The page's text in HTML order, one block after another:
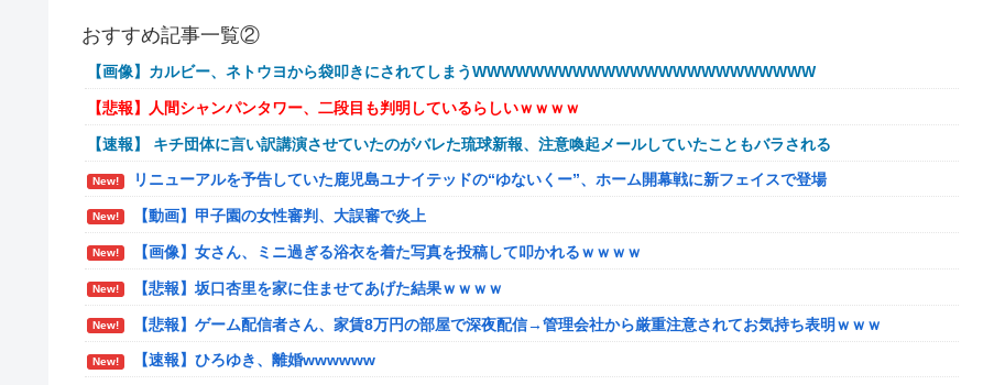
New! 【艦これ】でもイベントのたびに思うんだ 空母機動部隊ってクソだわ！
New! 【艦これ】ひみつの通り道 他
【艦これ】ナマケモノアガノウサギ 他
【艦これ】競泳水着いんのかよ
New! 日産e-power、無給油で1980km走行しギネス記録を達成！→山頂から下ってるだけでした…
New! イーロン・マスク「中国のロボットはデタラメで遠隔操作してるだけ」
New! 【速報】北海道江別大学生殺人事件、主犯格の川口被告(19)に無期懲役の判決←これ、妥当だと思う？？？？？？
【悲報】女さん、歩行者を轢いた挙句、道路に倒れてどえらいことになってしまうw w w w w w w
海外「日本は戦勝国なんだよ」 戦後の日本人の特別な生き様に各国から称賛の声
New!
【画像】居酒屋さん、6人で長居して会計4939円しか使わない客にお気持ち表明してしまう←コレどっちが悪いん
おすすめ記事一覧②
【画像】カルビー、ネトウヨから袋叩きにされてしまうWWWWWWWWWWWWWWWWWWWWWWWW
【悲報】人間シャンパンタワー、二段目も判明しているらしいｗｗｗｗ
【速報】 キチ団体に言い訳講演させていたのがバレた琉球新報、注意喚起メールしていたこともバラされる
New! リニューアルを予告していた鹿児島ユナイテッドの“ゆないくー”、ホーム開幕戦に新フェイスで登場
New! 【動画】甲子園の女性審判、大誤審で炎上
New! 【画像】女さん、ミニ過ぎる浴衣を着た写真を投稿して叩かれるｗｗｗｗ
New! 【悲報】坂口杏里を家に住ませてあげた結果ｗｗｗｗ
New! 【悲報】ゲーム配信者さん、家賃8万円の部屋で深夜配信→管理会社から厳重注意されてお気持ち表明ｗｗｗ
New! 【速報】ひろゆき、離婚wwwwww